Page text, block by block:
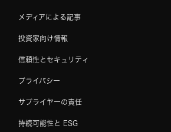
メディアによる記事
投資家向け情報
信頼性とセキュリティ
プライバシー
サプライヤーの責任
持続可能性と ESG